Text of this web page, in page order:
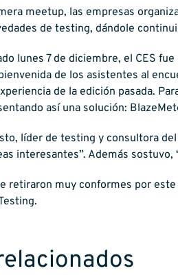
meetup, las empresas
de testing, dándole
lunes 7 de diciembre, el CES
de los asistentes al
de la edición pasada.
así una solución:
líder de testing y consultora
interesantes”. Además
retiraron muy conformes por